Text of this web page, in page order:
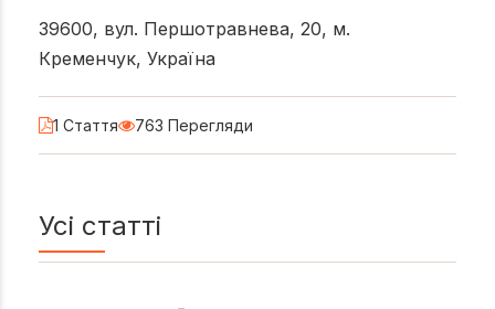
39600, вул. Першотравнева, 20, м.
Кременчук, Україна
1 Стаття 763 Перегляди
Усі статті